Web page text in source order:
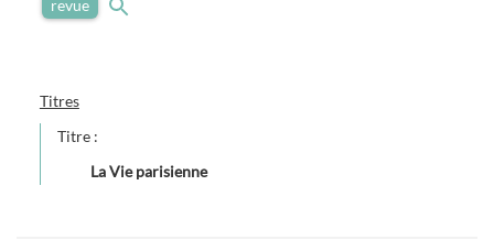
revue
Titres
Titre :
La Vie parisienne